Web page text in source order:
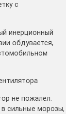
с
инерционный
обдувается,
не пожалел.
сильные морозы,